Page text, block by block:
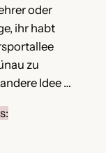
oder
ihr habt
zu
Idee …